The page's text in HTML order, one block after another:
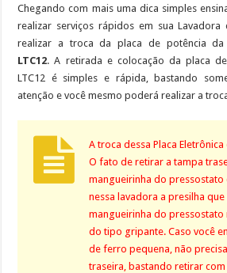
Chegando com mais uma dica simples
realizar serviços rápidos em sua Lavadora
realizar a troca da placa de potência da
LTC12. A retirada e colocação da placa
LTC12 é simples e rápida, bastando
atenção e você mesmo poderá realizar a
A troca dessa Placa
O fato de retirar a tampa
mangueirinha do pressostato
nessa lavadora a presilha
mangueirinha do pressostato
do tipo gripante. Caso você
de ferro pequena, não
traseira, bastando retirar com